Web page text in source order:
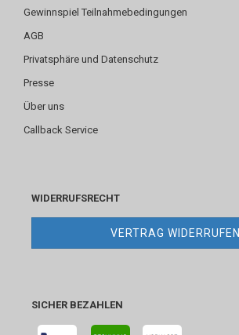
Gewinnspiel Teilnahmebedingungen
AGB
Privatsphäre und Datenschutz
Presse
Über uns
Callback Service
WIDERRUFSRECHT
VERTRAG WIDERRUFEN
SICHER BEZAHLEN